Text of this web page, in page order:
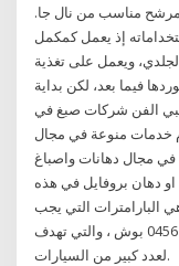
لعدم وجود مرشح مناسب من نال جا.
إذ يعمل كمكمل
ويعمل على تغذية
فيما بعد، لكن بداية
الفن شركات صبغ في
خدمات منوعة في مجال
مجال دهانات واصباغ
دهان بروفايل في هذه
البارامترات التي يجب
أخذها ليس أقل إثارة للاهتمام هو مرشح 0456103316 بوش ، والتي تهدف
لعدد كبير من السيارات.